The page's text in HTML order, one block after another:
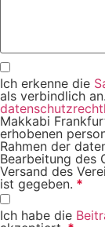
Ich erkenne die
als verbindlich
Makkabi
erhobenen
Rahmen der
Bearbeitung des
Versand des
ist gegeben. *
Ich habe die